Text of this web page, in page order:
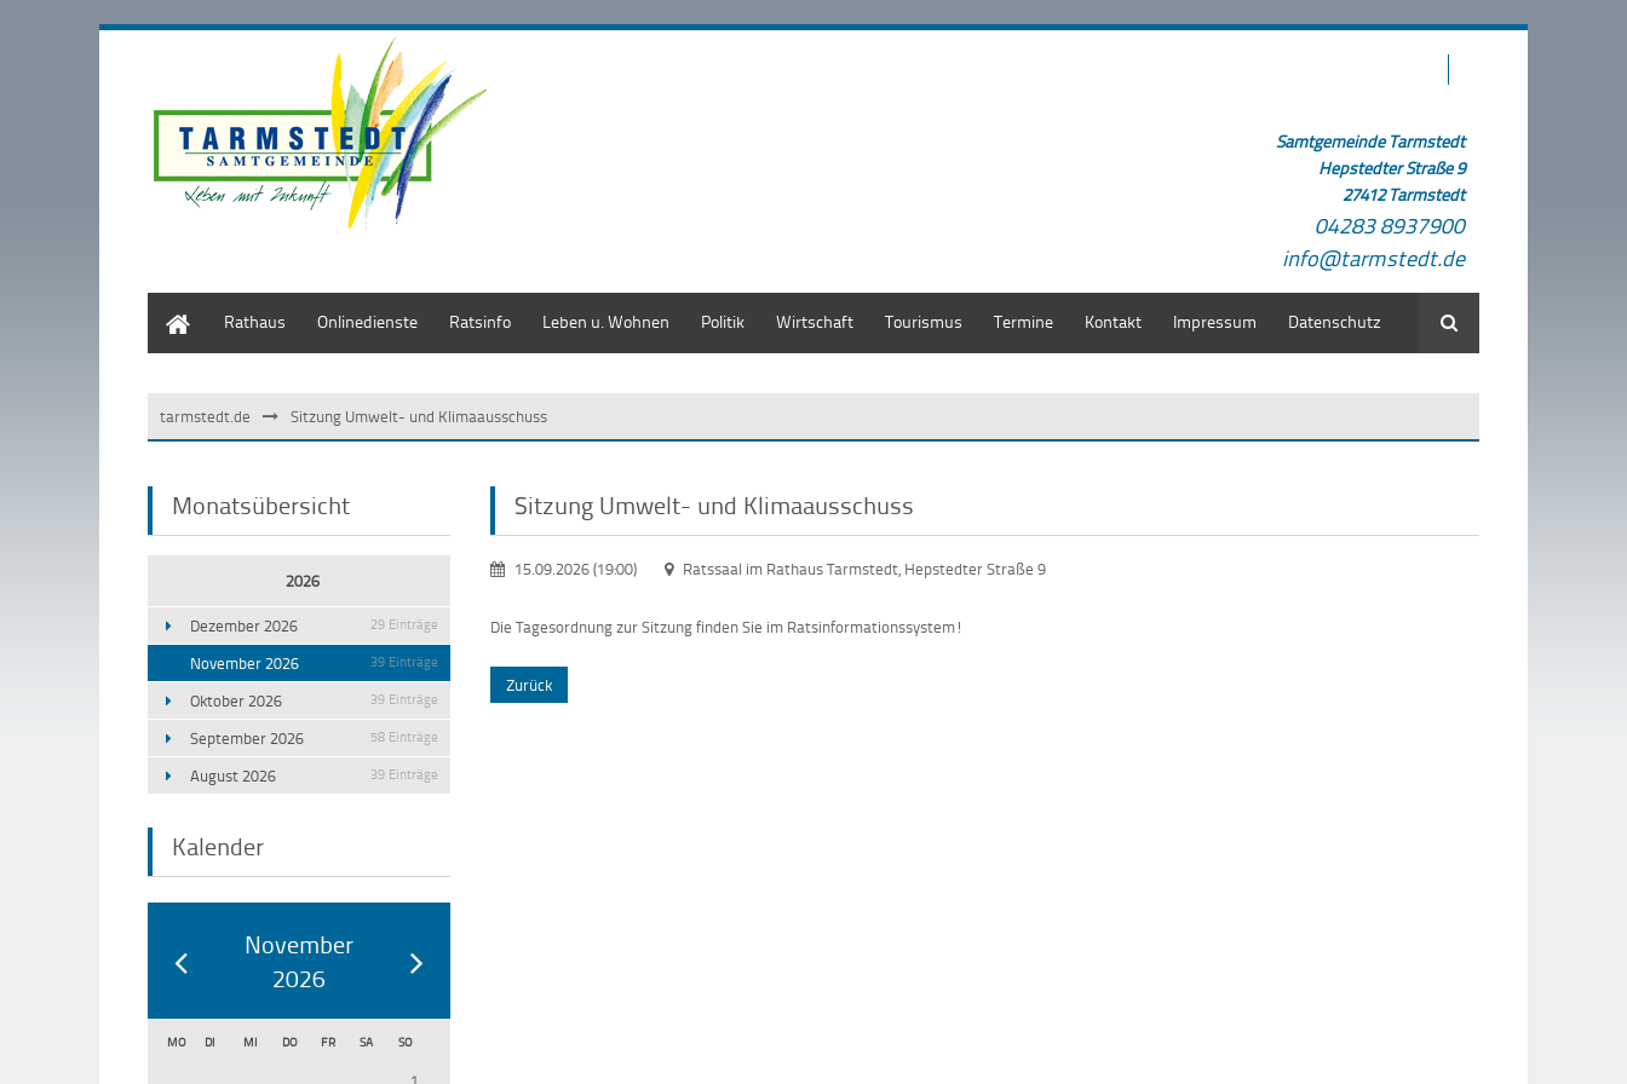
Samtgemeinde Tarmstedt
Hepstedter Straße 9
27412 Tarmstedt
04283 8937900
info@tarmstedt.de
Rathaus Onlinedienste Ratsinfo Leben u. Wohnen Politik Wirtschaft Tourismus Termine Kontakt Impressum Datenschutz Suche
tarmstedt.de Sitzung Umwelt- und Klimaausschuss
Monatsübersicht
2026
Dezember 2026 29 Einträge
November 2026 39 Einträge
Oktober 2026 39 Einträge
September 2026 58 Einträge
August 2026 39 Einträge
Kalender
November
2026
MO DI MI DO FR SA SO
Sitzung Umwelt- und Klimaausschuss
15.09.2026 (19:00) Ratssaal im Rathaus Tarmstedt, Hepstedter Straße 9
Die Tagesordnung zur Sitzung finden Sie im Ratsinformationssystem!
Zurück